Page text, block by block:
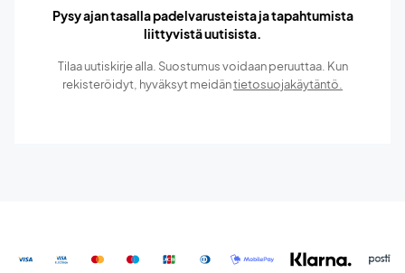
Pysy ajan tasalla padelvarusteista ja tapahtumista
liittyvistä uutisista.
Tilaa uutiskirje alla. Suostumus voidaan peruuttaa. Kun
rekisteröidyt, hyväksyt meidäntietosuojakäytäntö.